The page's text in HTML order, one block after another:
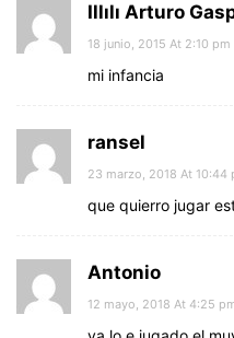
Illılı Arturo
18 junio, 2015 At 2:10 pm
mi infancia
ransel
23 marzo, 2018 At 10:44
que quierro jugar
Antonio
12 mayo, 2018 At 4:25